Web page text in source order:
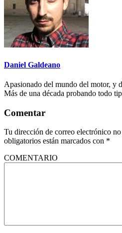
Daniel Galdeano
Apasionado del mundo del motor, y
Más de una década probando todo
Comentar
Tu dirección de correo electrónico
obligatorios están marcados con *
COMENTARIO